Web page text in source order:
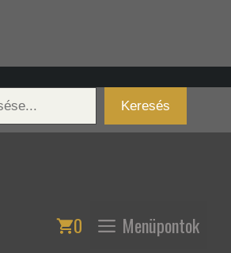
Keresés
0 Menüpontok